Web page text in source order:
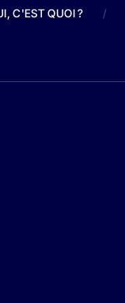
C'EST QUOI ? /